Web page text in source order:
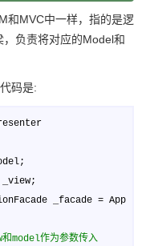
和MVC中一样，指的是逻
负责将对应的Model和
码是:
_view;
_facade =
model作为参数传入